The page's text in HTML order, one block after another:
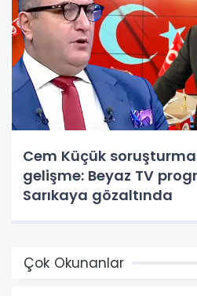
Cem Küçük
gelişme: Beyaz TV
Sarıkaya gözaltında
Çok Okunanlar